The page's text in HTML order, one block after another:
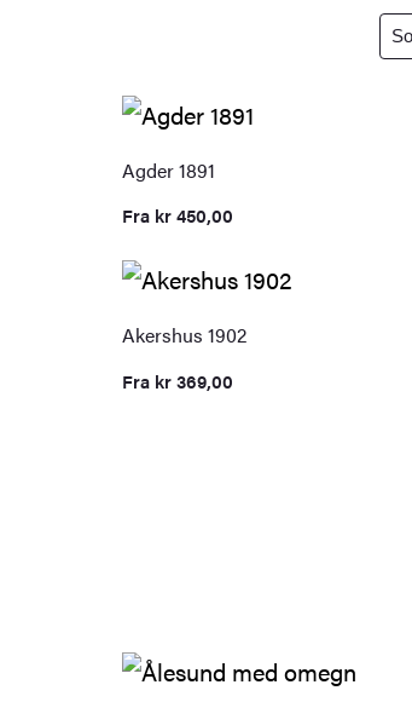
Agder 1891
Fra kr450,00
Akershus 1902
Fra kr369,00